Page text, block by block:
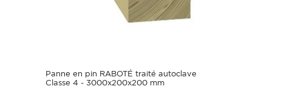
Panne en pin RABOTÉ traité autoclave
Classe 4 - 3000x200x200 mm